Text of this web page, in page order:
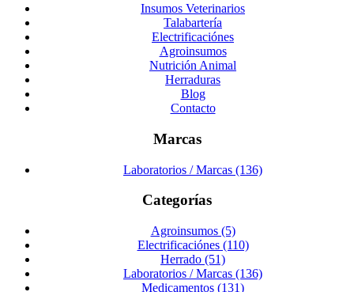
Insumos Veterinarios
Talabartería
Electrificaciónes
Agroinsumos
Nutrición Animal
Herraduras
Blog
Contacto
Marcas
Laboratorios / Marcas (136)
Categorías
Agroinsumos (5)
Electrificaciónes (110)
Herrado (51)
Laboratorios / Marcas (136)
Medicamentos (131)